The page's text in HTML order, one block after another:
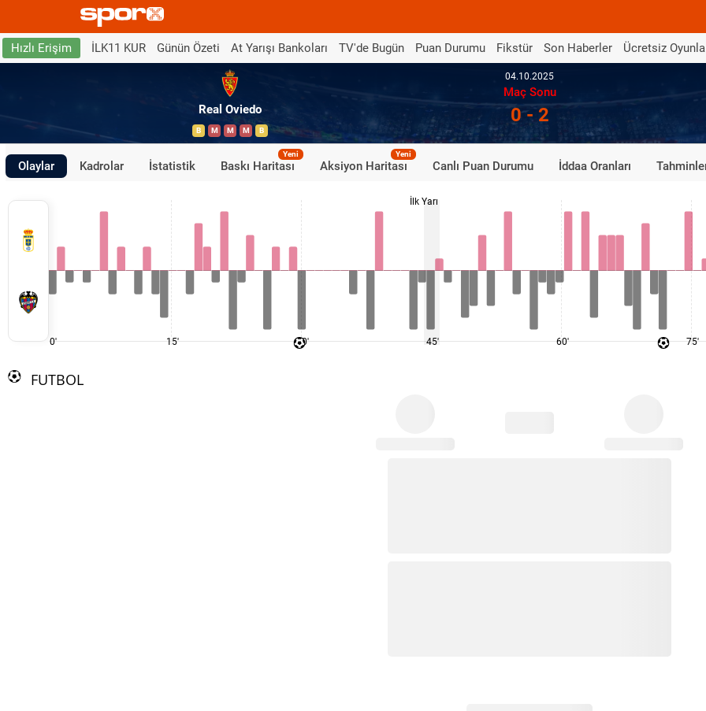
Hızlı Erişim İLK11 KUR Günün Özeti At Yarışı Bankoları TV'de Bugün Puan Durumu Fikstür Son Haberler Ücretsiz
Real Oviedo
B M M M B
04.10.2025
Maç Sonu
0 - 2
Olaylar Kadrolar İstatistik Baskı Haritası
Yeni
Aksiyon Haritası
Yeni
Canlı Puan Durumu İddaa Oranları
0' 15' 30'
İlk Yarı
45' 60' 75'
FUTBOL